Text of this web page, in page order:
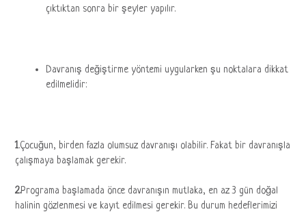
çıktıktan sonra bir şeyler yapılır.
Davranış değiştirme yöntemi uygularken şu noktalara dikkat
edilmelidir:
1.Çocuğun, birden fazla olumsuz davranışı olabilir. Fakat bir davranışla
çalışmaya başlamak gerekir.
2.Programa başlamada önce davranışın mutlaka, en az 3 gün doğal
halinin gözlenmesi ve kayıt edilmesi gerekir. Bu durum hedeflerimizi